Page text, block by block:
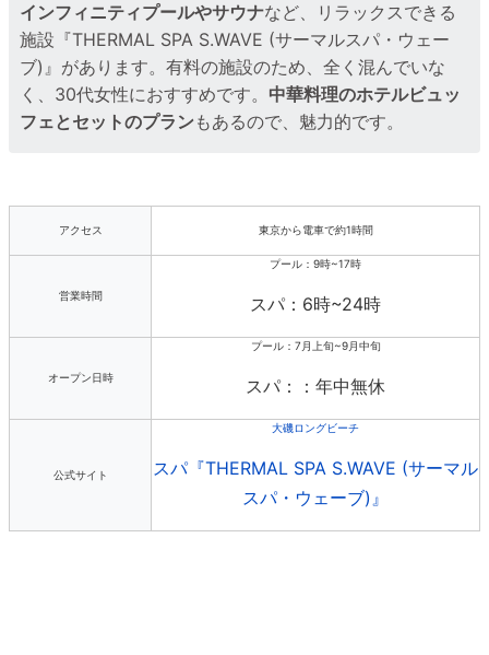
インフィニティプールやサウナなど、リラックスできる
施設『THERMAL SPA S.WAVE (サーマルスパ・ウェー
ブ)』があります。有料の施設のため、全く混んでいな
く、30代女性におすすめです。 中華料理のホテルビュッ
フェとセットのプランもあるので、魅力的です。
アクセス 東京から電車で約1時間
営業時間
プール：9時~17時
スパ：6時~24時
オープン日時
プール：7月上旬~9月中旬
スパ：：年中無休
公式サイト
大磯ロングビーチ
スパ『THERMAL SPA S.WAVE (サーマル
スパ・ウェーブ)』